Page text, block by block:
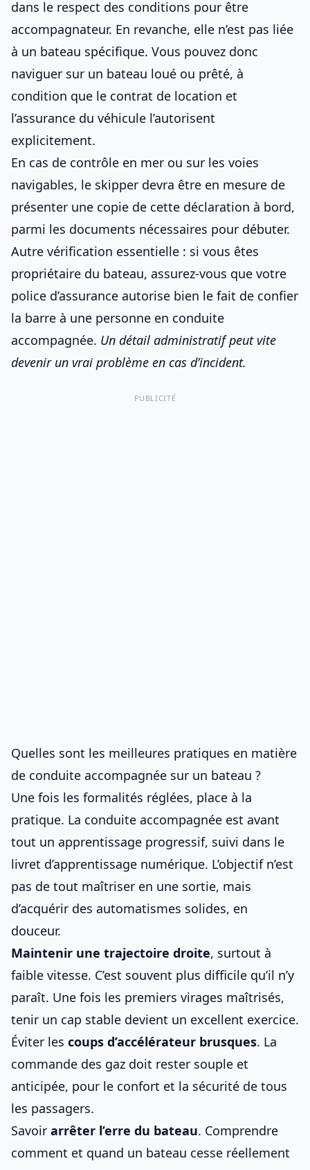
dans le respect des conditions pour être
accompagnateur. En revanche, elle n’est pas liée
à un bateau spécifique. Vous pouvez donc
naviguer sur un bateau loué ou prêté, à
condition que le contrat de location et
l’assurance du véhicule l’autorisent
explicitement.
En cas de contrôle en mer ou sur les voies
navigables, le skipper devra être en mesure de
présenter une copie de cette déclaration à bord,
parmi les documents nécessaires pour débuter.
Autre vérification essentielle : si vous êtes
propriétaire du bateau, assurez-vous que votre
police d’assurance autorise bien le fait de confier
la barre à une personne en conduite
accompagnée. Un détail administratif peut vite
devenir un vrai problème en cas d’incident.
PUBLICITÉ
Quelles sont les meilleures pratiques en matière
de conduite accompagnée sur un bateau ?
Une fois les formalités réglées, place à la
pratique. La conduite accompagnée est avant
tout un apprentissage progressif, suivi dans le
livret d’apprentissage numérique. L’objectif n’est
pas de tout maîtriser en une sortie, mais
d’acquérir des automatismes solides, en
douceur.
Maintenir une trajectoire droite, surtout à
faible vitesse. C’est souvent plus difficile qu’il n’y
paraît. Une fois les premiers virages maîtrisés,
tenir un cap stable devient un excellent exercice.
Éviter les coups d’accélérateur brusques. La
commande des gaz doit rester souple et
anticipée, pour le confort et la sécurité de tous
les passagers.
Savoir arrêter l’erre du bateau. Comprendre
comment et quand un bateau cesse réellement